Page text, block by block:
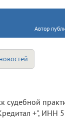
Автор
+", ИНН